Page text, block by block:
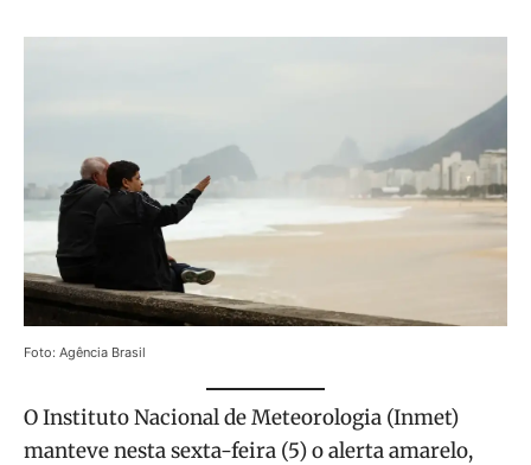
Foto: Agência Brasil
O Instituto Nacional de Meteorologia (Inmet)
manteve nesta sexta-feira (5) o alerta amarelo,